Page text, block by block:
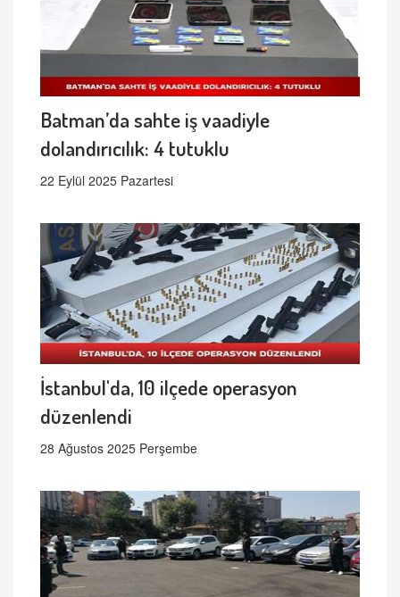
Batman’da sahte iş vaadiyle
dolandırıcılık: 4 tutuklu
22 Eylül 2025 Pazartesi
İstanbul'da, 10 ilçede operasyon
düzenlendi
28 Ağustos 2025 Perşembe